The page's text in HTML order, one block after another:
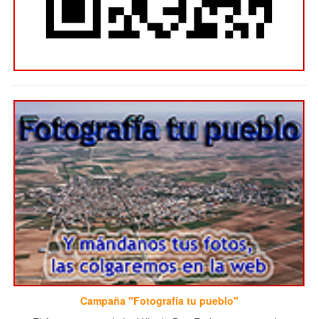
Campaña "Fotografía tu pueblo"